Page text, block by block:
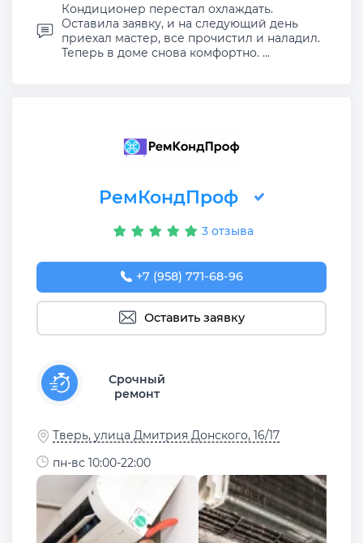
Кондиционер перестал охлаждать.
Оставила заявку, и на следующий день
приехал мастер, все прочистил и наладил.
Теперь в доме снова комфортно. ...
РемКондПроф
3 отзыва
+7 (958) 771-68-96
Оставить заявку
Срочный
ремонт
Тверь, улица Дмитрия Донского, 16/17
пн-вс 10:00-22:00